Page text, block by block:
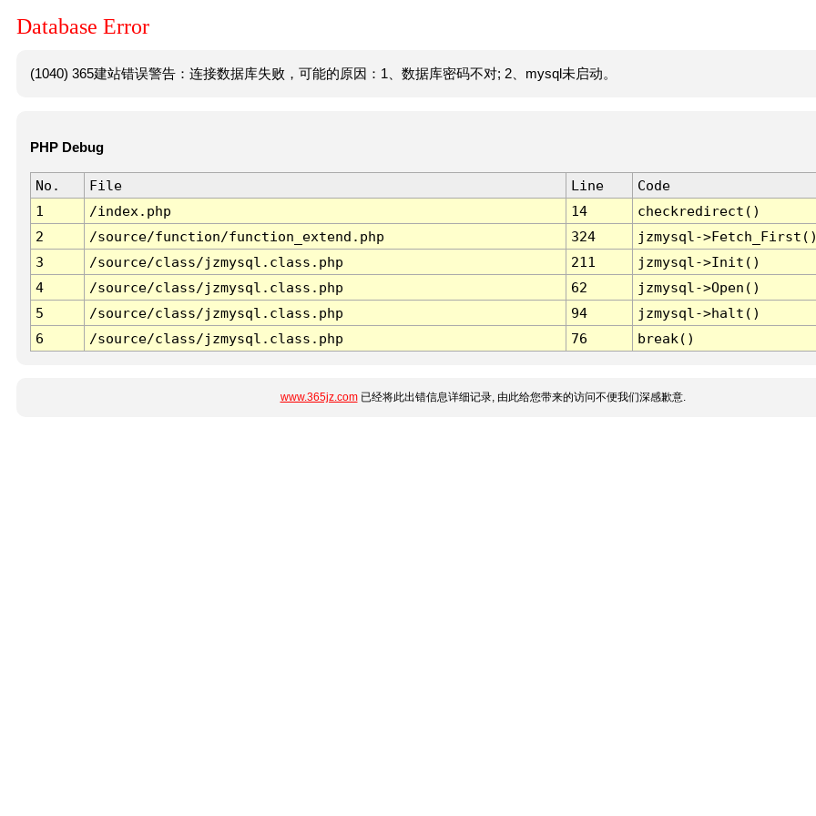
Database Error
(1040) 365建站错误警告：连接数据库失败，可能的原因：1、数据库密码不对; 2、mysql未启动。
PHP Debug
No. File Line
Code
1
/index.php 14
checkredirect()
2
/source/function/function_extend.php 324
jzmysql-
3
/source/class/jzmysql.class.php 211
jzmysql->Init()
4
/source/class/jzmysql.class.php 62
jzmysql->Open()
5
/source/class/jzmysql.class.php 94
jzmysql->halt()
6
/source/class/jzmysql.class.php 76 break()
www.365jz.com已经将此出错信息详细记录, 由此给您带来的访问不便我们深感歉意.